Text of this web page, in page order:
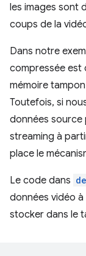
les images sont
coups de la
Dans notre
compressée est
mémoire
Toutefois, si
données source
streaming à
place le
Le code dans
données vidéo
stocker dans le